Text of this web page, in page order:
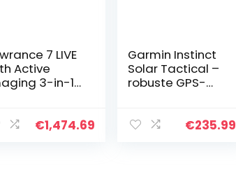
7 LIVE
Active
3-in-1
€1,474.69
Garmin Instinct
Solar Tactical –
robuste GPS-
Ladefunktion für
€235.99